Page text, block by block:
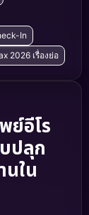
In
2026 เรื่องย่อ
ย์อีโร
ปลุก
นใน